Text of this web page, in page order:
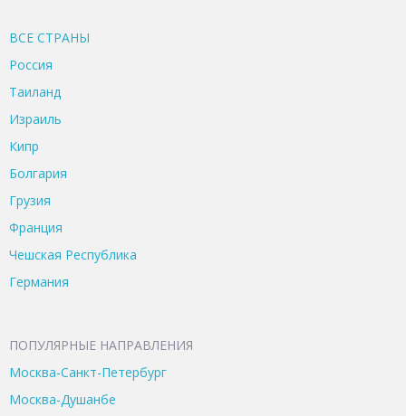
ВСЕ CТРАНЫ
Россия
Таиланд
Израиль
Кипр
Болгария
Грузия
Франция
Чешская Республика
Германия
ПОПУЛЯРНЫЕ НАПРАВЛЕНИЯ
Москва-Санкт-Петербург
Москва-Душанбе